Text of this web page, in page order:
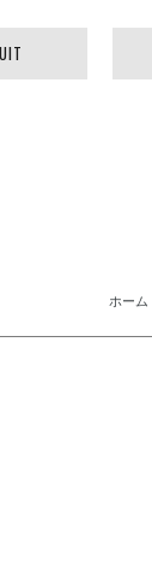
ホーム